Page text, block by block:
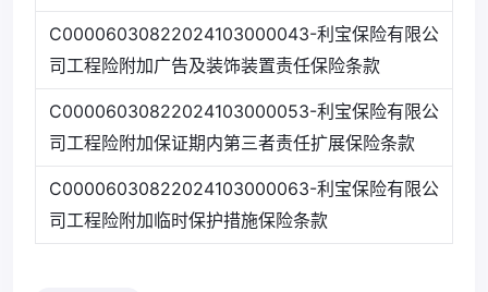
C00006030822024103000043-利宝保险有限公
司工程险附加广告及装饰装置责任保险条款
C00006030822024103000053-利宝保险有限公
司工程险附加保证期内第三者责任扩展保险条款
C00006030822024103000063-利宝保险有限公
司工程险附加临时保护措施保险条款